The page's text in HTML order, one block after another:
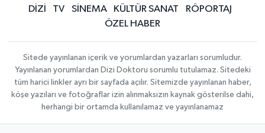
DİZİ TV SİNEMA KÜLTÜR SANAT
RÖPORTAJ
ÖZEL HABER
Sitede yayınlanan içerik ve yorumlardan yazarları sorumludur.
Yayınlanan yorumlardan Dizi Doktoru sorumlu tutulamaz. Sitedeki
tüm harici linkler ayrı bir sayfada açılır. Sitemizde yayınlanan haber,
köşe yazıları ve fotoğraflar izin alınmaksızın kaynak gösterilse dahi,
herhangi bir ortamda kullanılamaz ve yayınlanamaz